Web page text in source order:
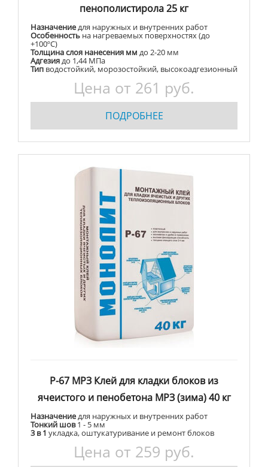
пенополистирола 25 кг
Назначениедля наружных и внутренних работ
Особенность на нагреваемых поверхностях (до
+100ºС)
Толщина слоя нанесения мм до 2-20 мм
Адгезиядо 1,44 МПа
Тип водостойкий, морозостойкий, высокоадгезионный
Цена от 261 руб.
ПОДРОБНЕЕ
Р-67 МРЗ Клей для кладки блоков из
ячеистого и пенобетона МРЗ (зима) 40 кг
Назначениедля наружных и внутренних работ
Тонкий шов1 - 5 мм
3 в 1 укладка, оштукатуривание и ремонт блоков
Цена от 259 руб.